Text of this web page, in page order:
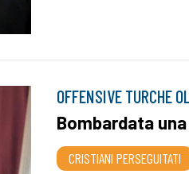
OFFENSIVE TURCHE
Bombardata
CRISTIANI PERSEGUITATI